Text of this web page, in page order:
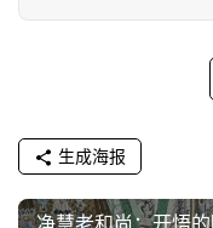
生成海报